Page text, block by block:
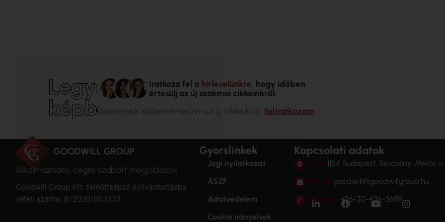
Legyél
képbe
Iratkozz fel a hírlevelünkre, hogy időben
értesülj az új szakmai cikkeinkről.
Feliratkozom
Alkalmazható, cégre szabott megoldások
Goodwill Group Kft. felnőttképző nyilvántartásba
vételi száma: B/2020/005333
Gyorslinkek
Jogi nyilatkozat
ÁSZF
Adatvédelem
Cookie irányelvek
Kapcsolati adatok
Cím: 1154 Budapest, Bercsényi Miklós
Email: goodwill@goodwillgroup.hu
Telefon: +36-30-436-3689